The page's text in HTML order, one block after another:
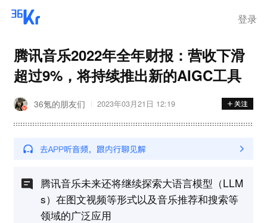
登录
腾讯音乐2022年全年财报：营收下滑
超过9%，将持续推出新的AIGC工具
36氪的朋友们 2023年03月21日 12:19
腾讯音乐未来还将继续探索大语言模型（LLM
s）在图文视频等形式以及音乐推荐和搜索等
领域的广泛应用